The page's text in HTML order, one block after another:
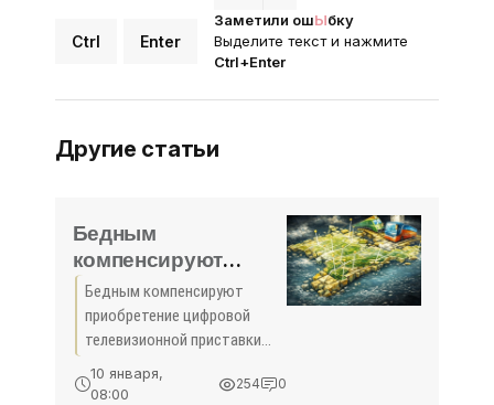
Ctrl Enter
Заметили ошЫбку
Выделите текст и нажмите
Ctrl+Enter
Другие статьи
Бедным
компенсируют
приобретение
цифровой
телевизионной
приставки -
«Технологии»
Бедным компенсируют
приобретение цифровой
телевизионной приставки
Социально незащищенным
жителям Севастополя
10 января,
08:00
254 0